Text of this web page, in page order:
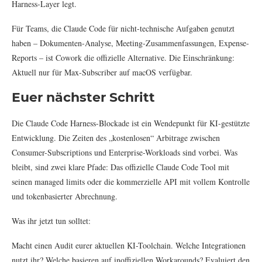
Harness-Layer legt.
Für Teams, die Claude Code für nicht-technische Aufgaben genutzt
haben – Dokumenten-Analyse, Meeting-Zusammenfassungen, Expense-
Reports – ist Cowork die offizielle Alternative. Die Einschränkung:
Aktuell nur für Max-Subscriber auf macOS verfügbar.
Euer nächster Schritt
Die Claude Code Harness-Blockade ist ein Wendepunkt für KI-gestützte
Entwicklung. Die Zeiten des „kostenlosen“ Arbitrage zwischen
Consumer-Subscriptions und Enterprise-Workloads sind vorbei. Was
bleibt, sind zwei klare Pfade: Das offizielle Claude Code Tool mit
seinen managed limits oder die kommerzielle API mit vollem Kontrolle
und tokenbasierter Abrechnung.
Was ihr jetzt tun solltet:
Macht einen Audit eurer aktuellen KI-Toolchain. Welche Integrationen